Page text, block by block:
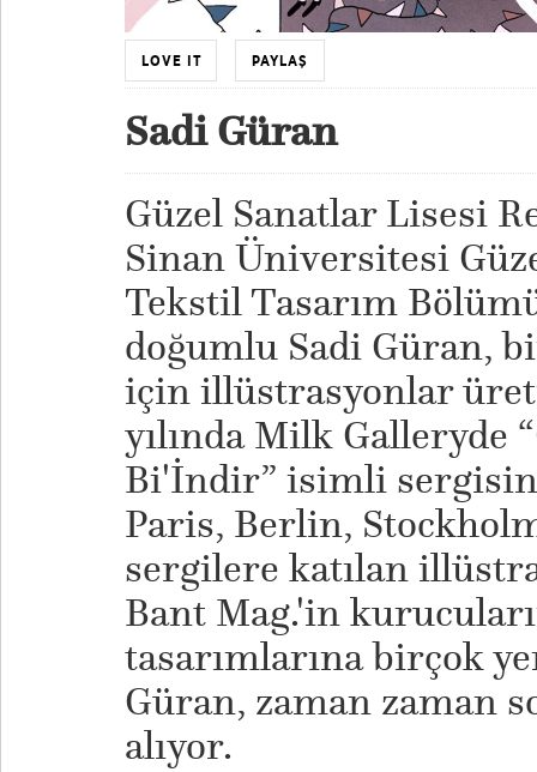
LOVE IT PAYLAŞ
Sadi Güran
Güzel Sanatlar Lisesi
Sinan Üniversitesi
Tekstil Tasarım
doğumlu Sadi Güran,
için illüstrasyonlar
yılında Milk Galleryde
Bi'İndir” isimli
Paris, Berlin,
sergilere katılan
Bant Mag.'in
tasarımlarına birçok
Güran, zaman zaman
alıyor.